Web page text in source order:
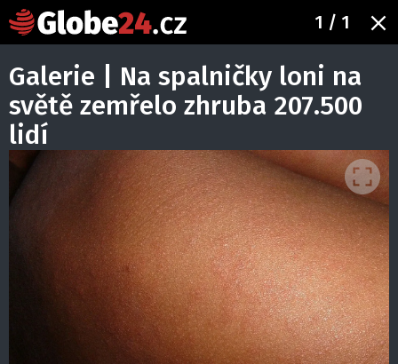
1 / 1
Galerie | Na spalničky loni na
světě zemřelo zhruba 207.500
lidí